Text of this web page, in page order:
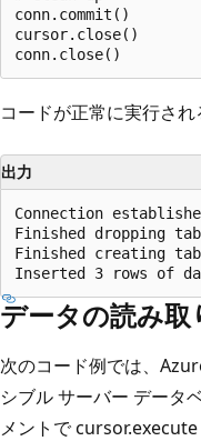
conn.commit()
cursor.close()
コードが正常に実行され
出力
Connection
Finished dropping
Finished creating
データの読み取
次のコード例では、
シブル サーバー データ
メントで cursor.execute